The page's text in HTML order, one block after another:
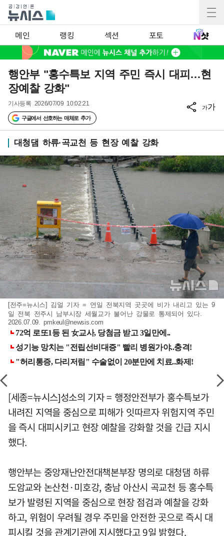
메인 랭킹 섹션 포토
행안부 "홍수특보 지역 주민 즉시 대피…현
장예찰 강화"
기사등록 2026/07/09 10:02:21
구글에서 선호하는 매체로 추가
가가
대청댐 하류·곡교천 등 현장 예찰 강화
[전주=뉴시스] 김얼 기자 = 연일 전북지역 곳곳에 비가 내리고 있는 9
일 전북 전주시 남부시장 세월교가 불어난 강물로 통제되어 있다.
2026.07.09.pmkeul@newsis.com
[세종=뉴시스]성소의 기자 = 행정안전부가 홍수특보가
내려진 지역을 중심으로 피해가 잇따르자 위험지역 주민
을 즉시 대피시키고 현장 예찰을 강화할 것을 긴급 지시
했다.
행안부는 중앙재난안전대책본부장 명의로 대청댐 하류
도암교와 논산천·미호강, 충남 아산시 곡교천 등 홍수특
보가 발령된 지역을 중심으로 현장 점검과 예찰을 강화
하고, 위험이 우려될 경우 주민을 안전한 곳으로 즉시 대
피시킬 것을 관계기관에 지시했다고 9일 밝혔다.